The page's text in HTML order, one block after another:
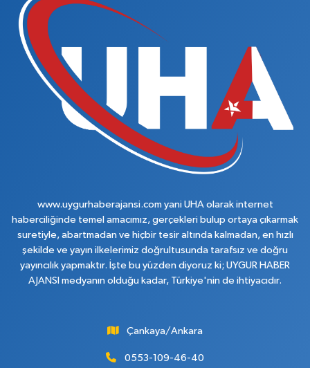
www.uygurhaberajansi.com yani UHA olarak internet
haberciliğinde temel amacımız, gerçekleri bulup ortaya çıkarmak
suretiyle, abartmadan ve hiçbir tesir altında kalmadan, en hızlı
şekilde ve yayın ilkelerimiz doğrultusunda tarafsız ve doğru
yayıncılık yapmaktır. İşte bu yüzden diyoruz ki; UYGUR HABER
AJANSI medyanın olduğu kadar, Türkiye'nin de ihtiyacıdır.
Çankaya/Ankara
0553-109-46-40